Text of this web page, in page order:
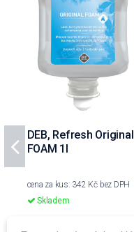
DEB, Refresh Original
FOAM 1l
cena za kus: 342 Kč bez DPH
Skladem